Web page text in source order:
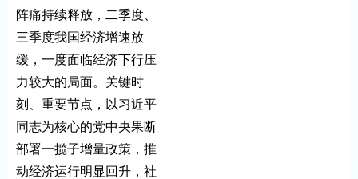
阵痛持续释放，二季度、
三季度我国经济增速放
缓，一度面临经济下行压
力较大的局面。关键时
刻、重要节点，以习近平
同志为核心的党中央果断
部署一揽子增量政策，推
动经济运行明显回升，社